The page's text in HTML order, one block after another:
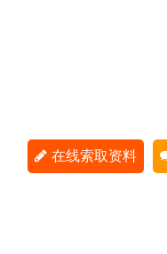
在线索取资料